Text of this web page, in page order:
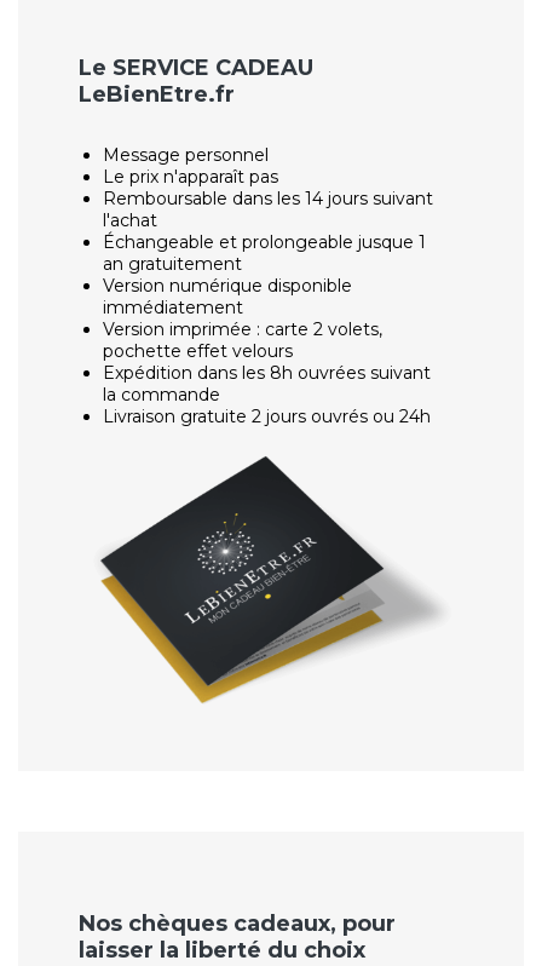
Le SERVICE CADEAU
LeBienEtre.fr
Message personnel
Le prix n'apparaît pas
Remboursable dans les 14 jours suivant
l'achat
Échangeable et prolongeable jusque 1
an gratuitement
Version numérique disponible
immédiatement
Version imprimée : carte 2 volets,
pochette effet velours
Expédition dans les 8h ouvrées suivant
la commande
Livraison gratuite 2 jours ouvrés ou 24h
Nos chèques cadeaux, pour
laisser la liberté du choix